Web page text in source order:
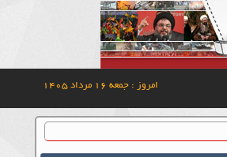
امروز : جمعه ۱۶ مرداد ۱۴۰۵